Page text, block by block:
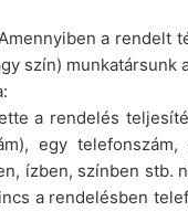
a rendelt
szín) munkatársunk
a rendelés
egy
ízben, színben stb.
a rendelésben